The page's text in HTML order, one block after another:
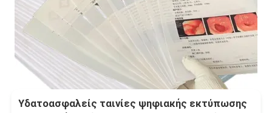
Υδατοασφαλείς ταινίες ψηφιακής εκτύπωσης